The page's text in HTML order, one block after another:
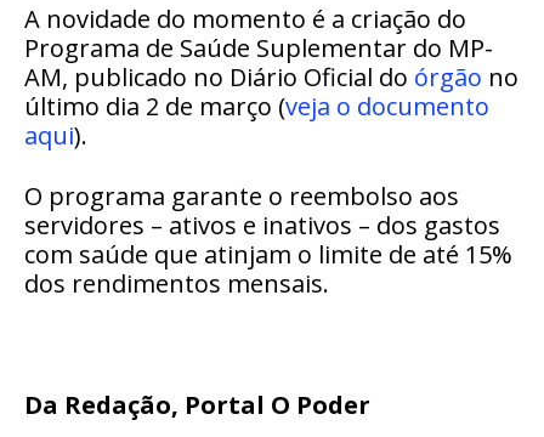
A novidade do momento é a criação do
Programa de Saúde Suplementar do MP-
AM, publicado no Diário Oficial do órgão no
último dia 2 de março (veja o documento
aqui).
O programa garante o reembolso aos
servidores – ativos e inativos – dos gastos
com saúde que atinjam o limite de até 15%
dos rendimentos mensais.
Da Redação, Portal O Poder